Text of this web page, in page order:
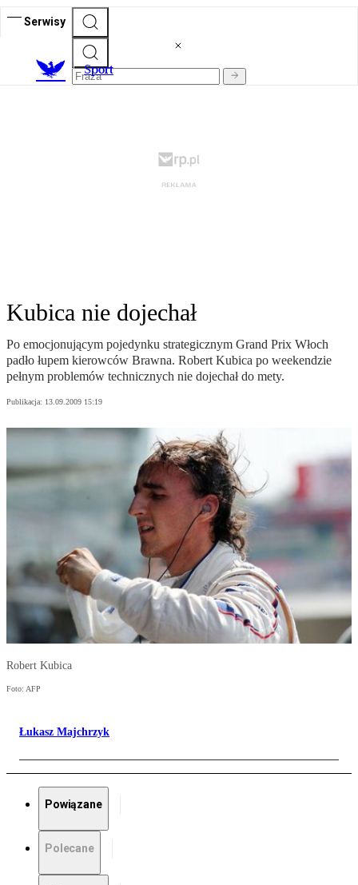
Serwisy
Sport
Kubica nie dojechał
Po emocjonującym pojedynku strategicznym Grand Prix Włoch
padło łupem kierowców Brawna. Robert Kubica po weekendzie
pełnym problemów technicznych nie dojechał do mety.
Publikacja: 13.09.2009 15:19
Robert Kubica
Foto: AFP
Łukasz Majchrzyk
Powiązane
Polecane